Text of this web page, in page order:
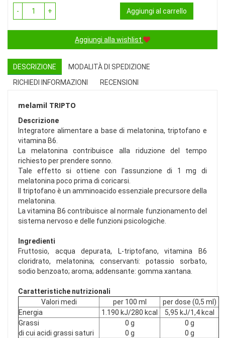
- + Aggiungi al carrello
Aggiungi alla wishlist
DESCRIZIONE
MODALITÀ DI SPEDIZIONE
RICHIEDI INFORMAZIONI
RECENSIONI
melamil TRIPTO
Descrizione
Integratore alimentare a base di melatonina, triptofano e
vitamina B6.
La melatonina contribuisce alla riduzione del tempo
richiesto per prendere sonno.
Tale effetto si ottiene con l'assunzione di 1 mg di
melatonina poco prima di coricarsi.
Il triptofano è un amminoacido essenziale precursore della
melatonina.
La vitamina B6 contribuisce al normale funzionamento del
sistema nervoso e delle funzioni psicologiche.
Ingredienti
Fruttosio, acqua depurata, L-triptofano, vitamina B6
cloridrato, melatonina; conservanti: potassio sorbato,
sodio benzoato; aroma; addensante: gomma xantana.
Caratteristiche nutrizionali
Valori medi
per 100 ml
per dose (0,5 ml)
Energia
1.190 kJ/280 kcal
5,95 kJ/1,4 kcal
Grassi
di cui acidi grassi saturi
0 g
0 g
0 g
0 g